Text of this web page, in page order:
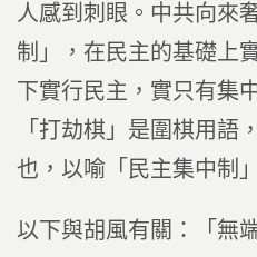
人感到刺眼。中共向來
制」，在民主的基礎上
下實行民主，實只有集
「打劫棋」是圍棋用語
也，以喻「民主集中制
以下與胡風有關：「無